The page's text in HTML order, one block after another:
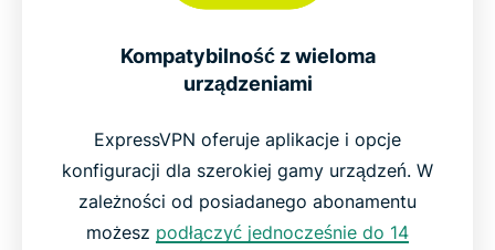
Kompatybilność z wieloma
urządzeniami
ExpressVPN oferuje aplikacje i opcje
konfiguracji dla szerokiej gamy urządzeń. W
zależności od posiadanego abonamentu
możesz podłączyć jednocześnie do 14